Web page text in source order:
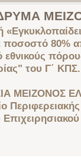
80%
του Γ΄ ΚΠΣ.
ΜΕΙΖΟΝΟΣ